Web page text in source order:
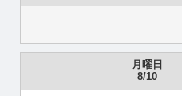
月曜日
8/10